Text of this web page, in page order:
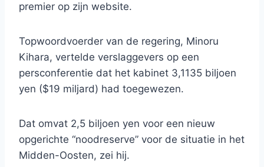
premier op zijn website.
Topwoordvoerder van de regering, Minoru
Kihara, vertelde verslaggevers op een
persconferentie dat het kabinet 3,1135 biljoen
yen ($19 miljard) had toegewezen.
Dat omvat 2,5 biljoen yen voor een nieuw
opgerichte “noodreserve” voor de situatie in het
Midden-Oosten, zei hij.